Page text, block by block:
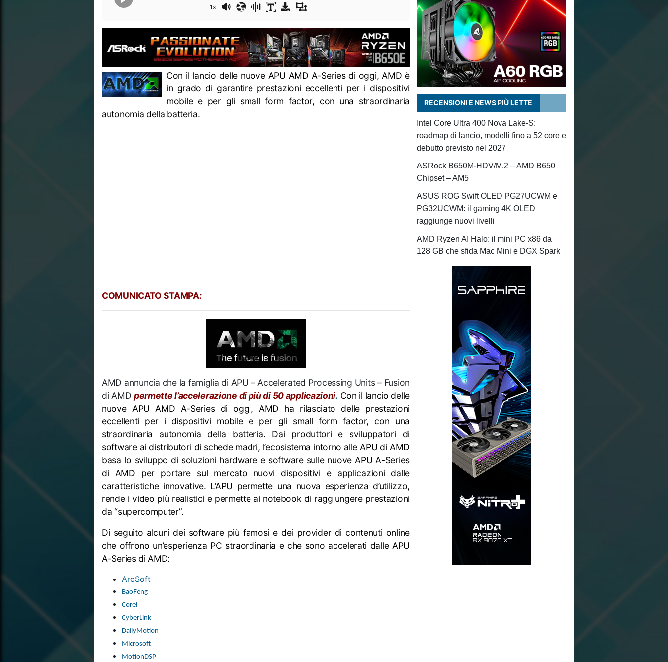
1x
Con il lancio delle nuove APU AMD A-Series di oggi, AMD è
in grado di garantire prestazioni eccellenti per i dispositivi
mobile e per gli small form factor, con una straordinaria
autonomia della batteria.
COMUNICATO STAMPA:
AMD annuncia che la famiglia di APU – Accelerated Processing Units – Fusion
di AMD permette l’accelerazione di più di 50 applicazioni. Con il lancio delle
nuove APU AMD A-Series di oggi, AMD ha rilasciato delle prestazioni
eccellenti per i dispositivi mobile e per gli small form factor, con una
straordinaria autonomia della batteria. Dai produttori e sviluppatori di
software ai distributori di schede madri, l’ecosistema intorno alle APU di AMD
basa lo sviluppo di soluzioni hardware e software sulle nuove APU A-Series
di AMD per portare sul mercato nuovi dispositivi e applicazioni dalle
caratteristiche innovative. L’APU permette una nuova esperienza d’utilizzo,
rende i video più realistici e permette ai notebook di raggiungere prestazioni
da “supercomputer”.
Di seguito alcuni dei software più famosi e dei provider di contenuti online
che offrono un’esperienza PC straordinaria e che sono accelerati dalle APU
A-Series di AMD:
ArcSoft
BaoFeng
Corel
CyberLink
DailyMotion
Microsoft
MotionDSP
RECENSIONI E NEWS PIÙ LETTE
Intel Core Ultra 400 Nova Lake-S:
roadmap di lancio, modelli fino a 52 core e
debutto previsto nel 2027
ASRock B650M-HDV/M.2 – AMD B650
Chipset – AM5
ASUS ROG Swift OLED PG27UCWM e
PG32UCWM: il gaming 4K OLED
raggiunge nuovi livelli
AMD Ryzen AI Halo: il mini PC x86 da
128 GB che sfida Mac Mini e DGX Spark